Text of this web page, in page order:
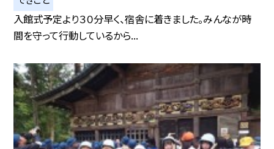
入館式予定より３０分早く、宿舎に着きました。みんなが時
間を守って行動しているから...